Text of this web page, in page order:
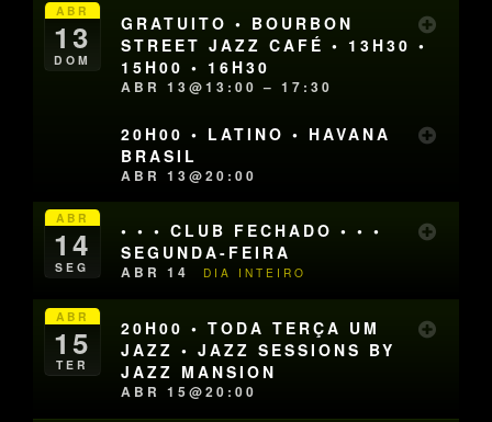
ABR
13
DOM
GRATUITO • BOURBON
STREET JAZZ CAFÉ • 13H30 •
15H00 • 16H30
ABR 13@13:00 – 17:30
20H00 • LATINO • HAVANA
BRASIL
ABR 13@20:00
ABR
14
SEG
• • • CLUB FECHADO • • •
SEGUNDA-FEIRA
ABR 14 DIA INTEIRO
ABR
15
TER
20H00 • TODA TERÇA UM
JAZZ • JAZZ SESSIONS BY
JAZZ MANSION
ABR 15@20:00